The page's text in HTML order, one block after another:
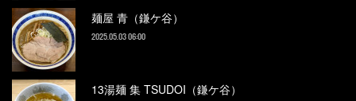
麺屋 青（鎌ケ谷）
2025.05.03 06:00
13湯麺 集 TSUDOI（鎌ケ谷）